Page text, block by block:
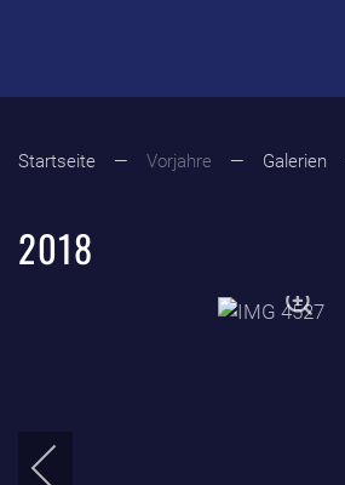
Startseite Vorjahre Galerien
2018